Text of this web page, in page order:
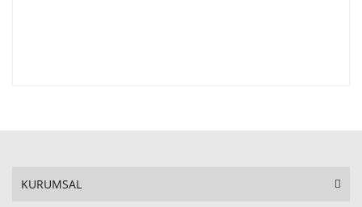
KURUMSAL